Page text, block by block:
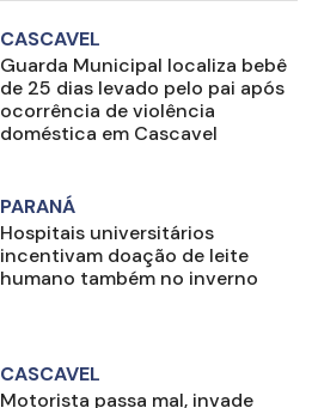
CASCAVEL
Guarda Municipal localiza bebê
de 25 dias levado pelo pai após
ocorrência de violência
doméstica em Cascavel
PARANÁ
Hospitais universitários
incentivam doação de leite
humano também no inverno
CASCAVEL
Motorista passa mal, invade